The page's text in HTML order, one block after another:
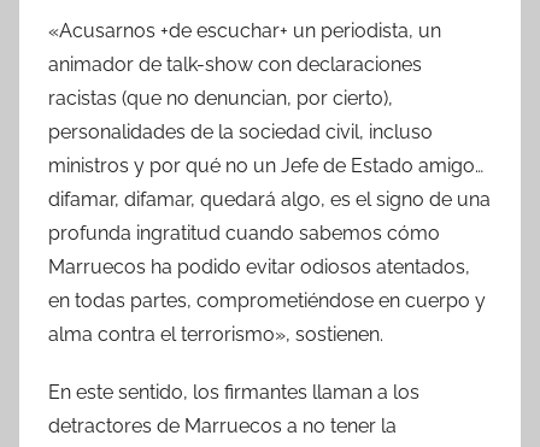
«Acusarnos +de escuchar+ un periodista, un
animador de talk-show con declaraciones
racistas (que no denuncian, por cierto),
personalidades de la sociedad civil, incluso
ministros y por qué no un Jefe de Estado amigo…
difamar, difamar, quedará algo, es el signo de una
profunda ingratitud cuando sabemos cómo
Marruecos ha podido evitar odiosos atentados,
en todas partes, comprometiéndose en cuerpo y
alma contra el terrorismo», sostienen.
En este sentido, los firmantes llaman a los
detractores de Marruecos a no tener la